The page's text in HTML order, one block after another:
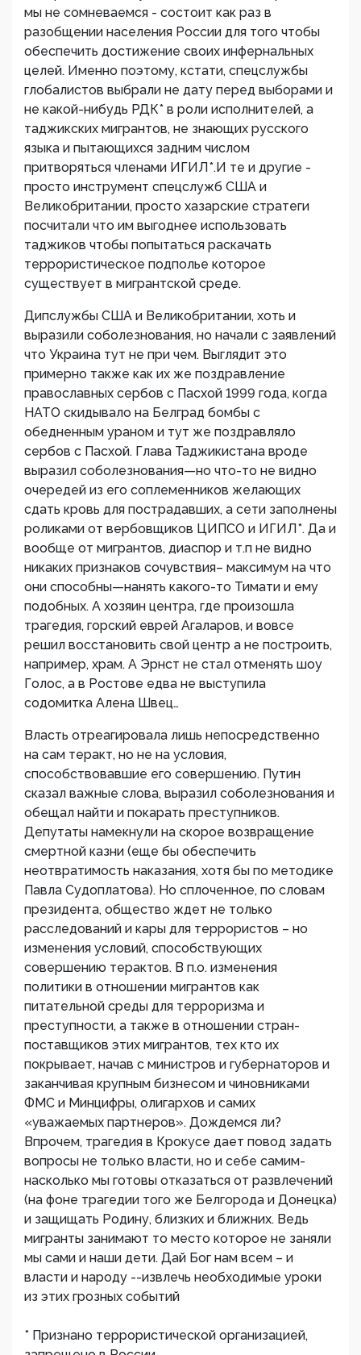
мы не сомневаемся - состоит как раз в
разобщении населения России для того чтобы
обеспечить достижение своих инфернальных
целей. Именно поэтому, кстати, спецслужбы
глобалистов выбрали не дату перед выборами и
не какой-нибудь РДК* в роли исполнителей, а
таджикских мигрантов, не знающих русского
языка и пытающихся задним числом
притворяться членами ИГИЛ*.И те и другие -
просто инструмент спецслужб США и
Великобритании, просто хазарские стратеги
посчитали что им выгоднее использовать
таджиков чтобы попытаться раскачать
террористическое подполье которое
существует в мигрантской среде.
Дипслужбы США и Великобритании, хоть и
выразили соболезнования, но начали с заявлений
что Украина тут не при чем. Выглядит это
примерно также как их же поздравление
православных сербов с Пасхой 1999 года, когда
НАТО скидывало на Белград бомбы с
обедненным ураном и тут же поздравляло
сербов с Пасхой. Глава Таджикистана вроде
выразил соболезнования—но что-то не видно
очередей из его соплеменников желающих
сдать кровь для пострадавших, а сети заполнены
роликами от вербовщиков ЦИПСО и ИГИЛ*. Да и
вообще от мигрантов, диаспор и т.п не видно
никаких признаков сочувствия– максимум на что
они способны—нанять какого-то Тимати и ему
подобных. А хозяин центра, где произошла
трагедия, горский еврей Агаларов, и вовсе
решил восстановить свой центр а не построить,
например, храм. А Эрнст не стал отменять шоу
Голос, а в Ростове едва не выступила
содомитка Алена Швец…
Власть отреагировала лишь непосредственно
на сам теракт, но не на условия,
способствовавшие его совершению. Путин
сказал важные слова, выразил соболезнования и
обещал найти и покарать преступников.
Депутаты намекнули на скорое возвращение
смертной казни (еще бы обеспечить
неотвратимость наказания, хотя бы по методике
Павла Судоплатова). Но сплоченное, по словам
президента, общество ждет не только
расследований и кары для террористов – но
изменения условий, способствующих
совершению терактов. В п.о. изменения
политики в отношении мигрантов как
питательной среды для терроризма и
преступности, а также в отношении стран-
поставщиков этих мигрантов, тех кто их
покрывает, начав с министров и губернаторов и
заканчивая крупным бизнесом и чиновниками
ФМС и Минцифры, олигархов и самих
«уважаемых партнеров». Дождемся ли?
Впрочем, трагедия в Крокусе дает повод задать
вопросы не только власти, но и себе самим-
насколько мы готовы отказаться от развлечений
(на фоне трагедии того же Белгорода и Донецка)
и защищать Родину, близких и ближних. Ведь
мигранты занимают то место которое не заняли
мы сами и наши дети. Дай Бог нам всем – и
власти и народу --извлечь необходимые уроки
из этих грозных событий
* Признано террористической организацией,